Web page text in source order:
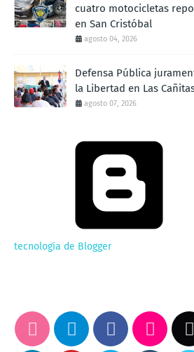
cuatro motocicletas
en San Cristóbal
agosto 04, 2026
Defensa Pública
la Libertad en Las
agosto 07, 2026
tecnología de Blogger